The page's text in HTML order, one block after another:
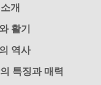
개
활기
역사
특징과 매력